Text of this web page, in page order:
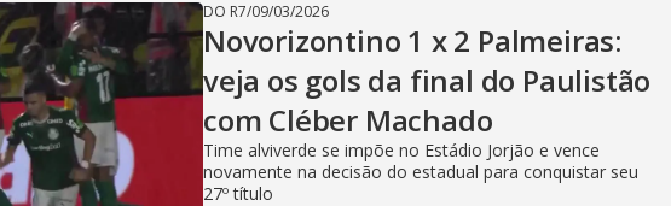
DO R7/09/03/2026
Novorizontino 1 x 2 Palmeiras:
veja os gols da final do Paulistão
com Cléber Machado
Time alviverde se impõe no Estádio Jorjão e vence
novamente na decisão do estadual para conquistar seu
27º título